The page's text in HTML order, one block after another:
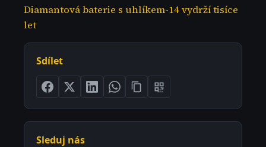
Diamantová baterie s uhlíkem-14 vydrží tisíce
let
Sdílet
Sleduj nás